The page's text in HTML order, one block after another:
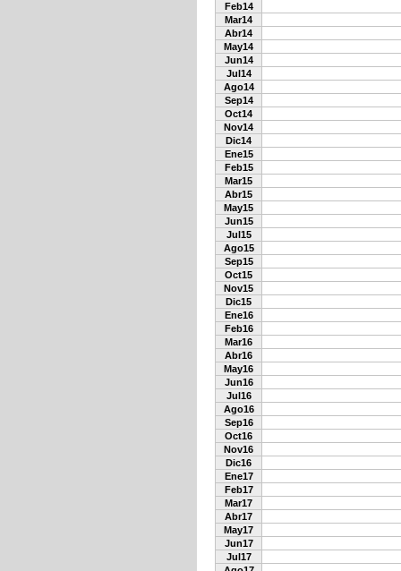
Feb14
Mar14
Abr14
May14
Jun14
Jul14
Ago14
Sep14
Oct14
Nov14
Dic14
Ene15
Feb15
Mar15
Abr15
May15
Jun15
Jul15
Ago15
Sep15
Oct15
Nov15
Dic15
Ene16
Feb16
Mar16
Abr16
May16
Jun16
Jul16
Ago16
Sep16
Oct16
Nov16
Dic16
Ene17
Feb17
Mar17
Abr17
May17
Jun17
Jul17